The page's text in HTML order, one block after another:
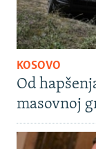
KOSOVO
Od
masovnoj